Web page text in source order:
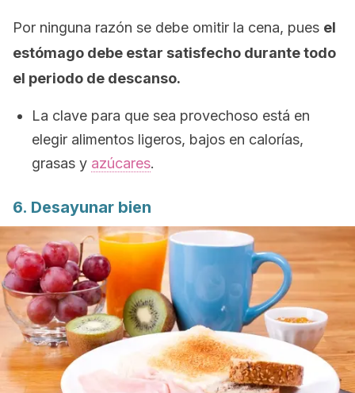
Por ninguna razón se debe omitir la cena, pues el
estómago debe estar satisfecho durante todo
el periodo de descanso.
La clave para que sea provechoso está en
elegir alimentos ligeros, bajos en calorías,
grasas y azúcares.
6. Desayunar bien